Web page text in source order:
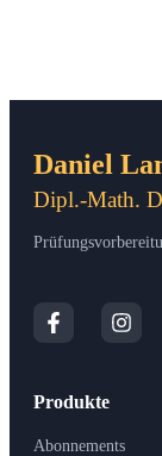
Daniel
Dipl.-Math.
Produkte
Abonnements